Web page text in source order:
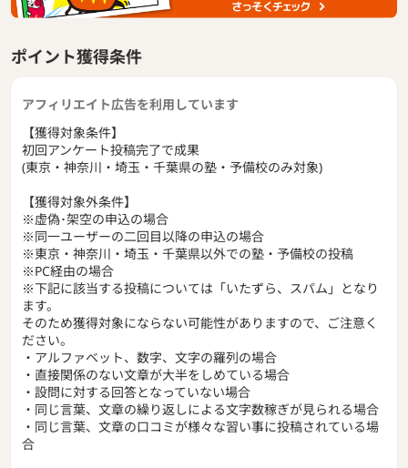
ポイント獲得条件
アフィリエイト広告を利用しています
【獲得対象条件】
初回アンケート投稿完了で成果
(東京・神奈川・埼玉・千葉県の塾・予備校のみ対象)
【獲得対象外条件】
※虚偽･架空の申込の場合
※同一ユーザーの二回目以降の申込の場合
※東京・神奈川・埼玉・千葉県以外での塾・予備校の投稿
※PC経由の場合
※下記に該当する投稿については「いたずら、スパム」となり
ます。
そのため獲得対象にならない可能性がありますので、ご注意く
ださい。
・アルファベット、数字、文字の羅列の場合
・直接関係のない文章が大半をしめている場合
・設問に対する回答となっていない場合
・同じ言葉、文章の繰り返しによる文字数稼ぎが見られる場合
・同じ言葉、文章の口コミが様々な習い事に投稿されている場
合